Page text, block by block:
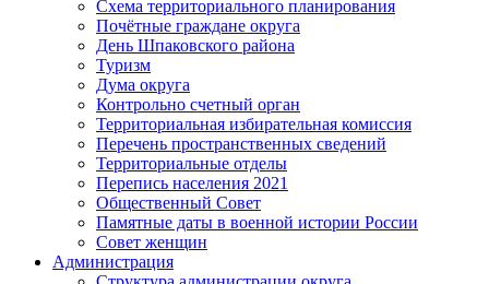
Схема территориального планирования
Почётные граждане округа
День Шпаковского района
Туризм
Дума округа
Контрольно счетный орган
Территориальная избирательная комиссия
Перечень пространственных сведений
Территориальные отделы
Перепись населения 2021
Общественный Совет
Памятные даты в военной истории России
Совет женщин
Администрация